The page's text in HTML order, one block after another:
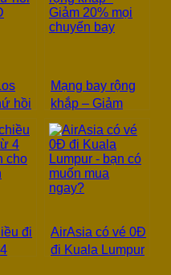
hồi
Mạng bay rộng
khắp – Giảm
20% mọi chuyến
bay
đi
AirAsia có vé 0Đ
đi Kuala Lumpur